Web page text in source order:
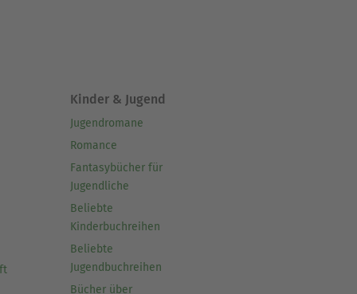
Kinder & Jugend
Jugendromane
Romance
Fantasybücher für
Jugendliche
Beliebte
Kinderbuchreihen
Beliebte
Jugendbuchreihen
Bücher über